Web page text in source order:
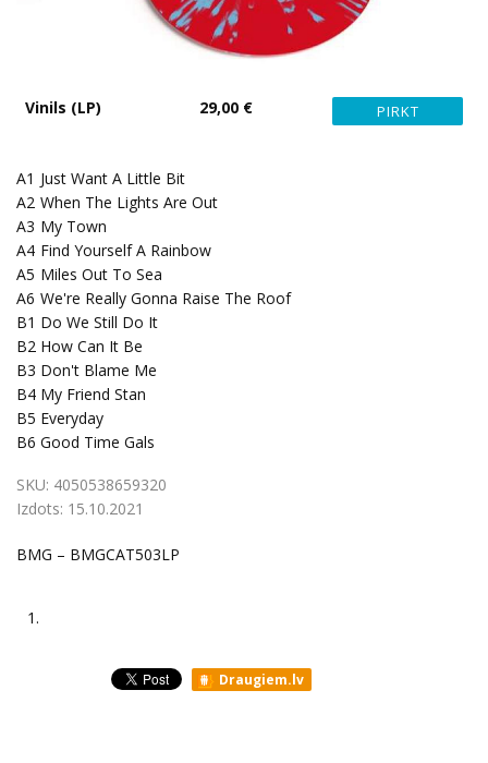
Vinils (LP) 29,00 €
A1 Just Want A Little Bit
A2 When The Lights Are Out
A3 My Town
A4 Find Yourself A Rainbow
A5 Miles Out To Sea
A6 We're Really Gonna Raise The Roof
B1 Do We Still Do It
B2 How Can It Be
B3 Don't Blame Me
B4 My Friend Stan
B5 Everyday
B6 Good Time Gals
SKU: 4050538659320
Izdots: 15.10.2021
BMG – BMGCAT503LP
1.
Draugiem.lv